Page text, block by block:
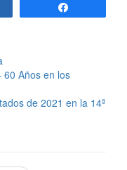
60 Años en los
de 2021 en la 14ª